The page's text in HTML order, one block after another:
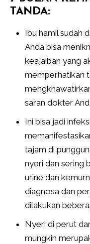
TANDA:
Ibu hamil sudah
Anda bisa
keajaiban yang
memperhatikan
saran dokter
Ini bisa jadi
tajam di
nyeri dan sering
urine dan
diagnosa dan
dilakukan
Nyeri di perut
mungkin